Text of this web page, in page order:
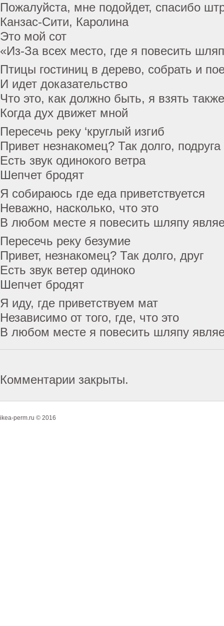
Пожалуйста, мне подойдет, спасибо
Канзас-Сити, Каролина
Это мой сот
«Из-За всех место, где я повесить
Птицы гостиниц в дерево, собрать и
И идет доказательство
Что это, как должно быть, я взять также
Когда дух движет мной
Пересечь реку ‘круглый изгиб
Привет незнакомец? Так долго, подруга
Есть звук одинокого ветра
Шепчет бродят
Я собираюсь где еда приветствуется
Неважно, насколько, что это
В любом месте я повесить шляпу
Пересечь реку безумие
Привет, незнакомец? Так долго, друг
Есть звук ветер одиноко
Шепчет бродят
Я иду, где приветствуем мат
Независимо от того, где, что это
В любом месте я повесить шляпу
Комментарии закрыты.
ikea-perm.ru © 2016